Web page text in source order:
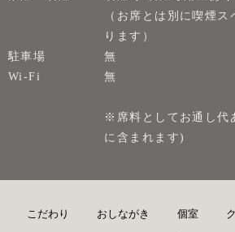
（お席とは別に喫煙
ります）
駐車場
無
Wi-Fi
無
※席料としてお通し代
に含まれます)
こだわり おしながき 個室